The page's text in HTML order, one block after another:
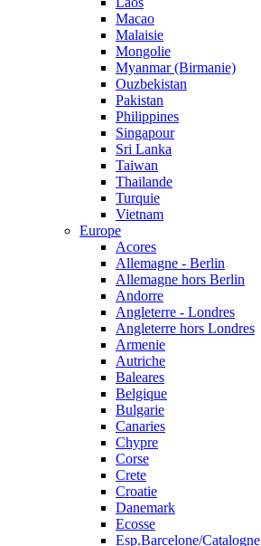
Macao
Malaisie
Mongolie
Myanmar (Birmanie)
Ouzbekistan
Pakistan
Philippines
Singapour
Sri Lanka
Taiwan
Thailande
Turquie
Vietnam
Europe
Acores
Allemagne - Berlin
Allemagne hors Berlin
Andorre
Angleterre - Londres
Angleterre hors Londres
Armenie
Autriche
Baleares
Belgique
Bulgarie
Canaries
Chypre
Corse
Crete
Croatie
Danemark
Ecosse
Esp.Barcelone/Catalogne